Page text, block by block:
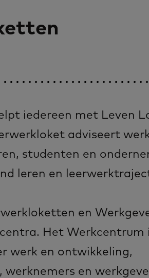
iedereen met Leven
adviseert
studenten en
leren en
en
Het Werkcentrum
werk en ontwikkeling,
werknemers en